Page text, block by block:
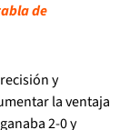
de
y
la ventaja
2-0 y